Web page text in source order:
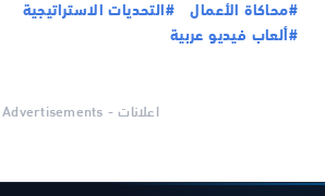
#محاكاة الأعمال
#التحديات الاستراتيجية
#ألعاب فيديو عربية
اعلانات - Advertisements